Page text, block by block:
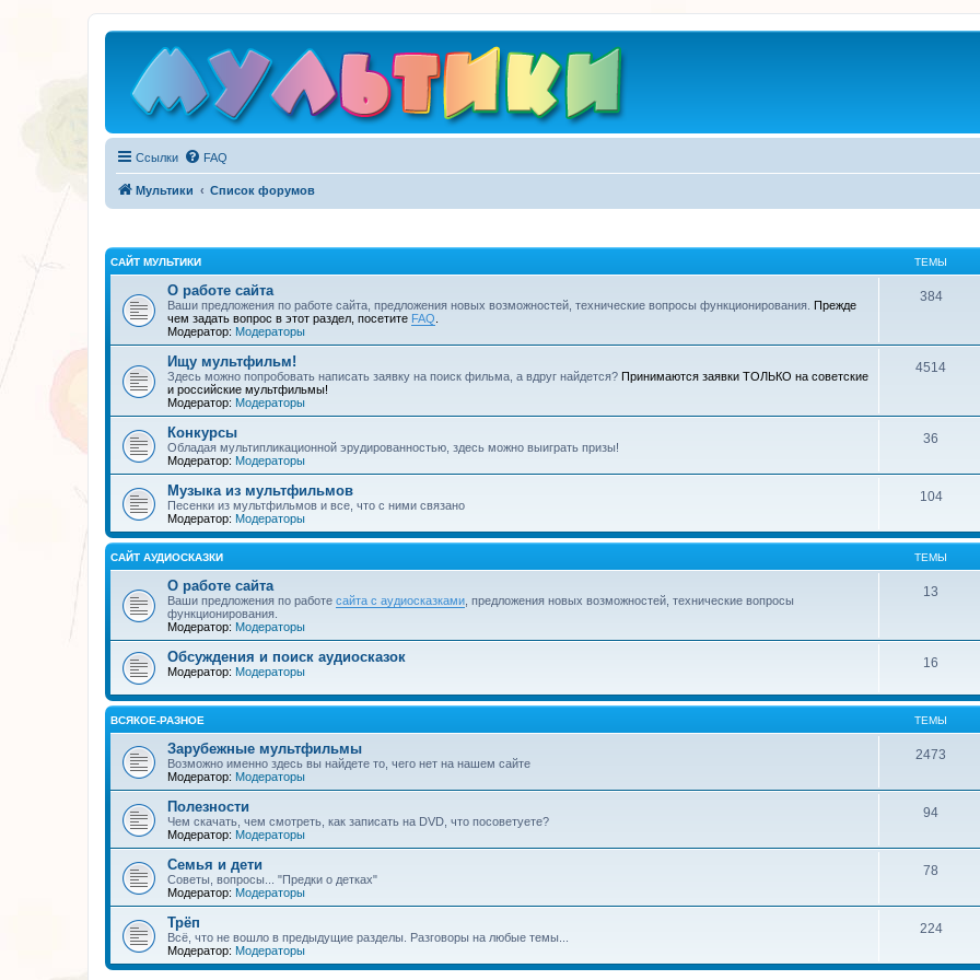
Ссылки FAQ
Мультики Список форумов
САЙТ МУЛЬТИКИ ТЕМЫ
О работе сайта
Ваши предложения по работе сайта, предложения новых возможностей, технические вопросы функционирования. Прежде
чем задать вопрос в этот раздел, посетите FAQ
Модератор: Модераторы
384
Ищу мультфильм!
Здесь можно попробовать написать заявку на поиск фильма, а вдруг найдется? Принимаются заявки ТОЛЬКО на советские
и российские мультфильмы!
Модератор: Модераторы
4514
Конкурсы
Обладая мультипликационной эрудированностью, здесь можно выиграть призы!
Модератор: Модераторы
36
Музыка из мультфильмов
Песенки из мультфильмов и все, что с ними связано
Модератор: Модераторы
104
САЙТ АУДИОСКАЗКИ ТЕМЫ
О работе сайта
Ваши предложения по работе сайта с аудиосказками , предложения новых возможностей, технические вопросы
функционирования.
Модератор: Модераторы
13
Обсуждения и поиск аудиосказок
Модератор: Модераторы
16
ВСЯКОЕ-РАЗНОЕ ТЕМЫ
Зарубежные мультфильмы
Возможно именно здесь вы найдете то, чего нет на нашем сайте
Модератор: Модераторы
2473
Полезности
Чем скачать, чем смотреть, как записать на DVD, что посоветуете?
Модератор: Модераторы
94
Семья и дети
Советы, вопросы... "Предки о детках"
Модератор: Модераторы
78
Трёп
Всё, что не вошло в предыдущие разделы. Разговоры на любые темы...
Модератор: Модераторы
224